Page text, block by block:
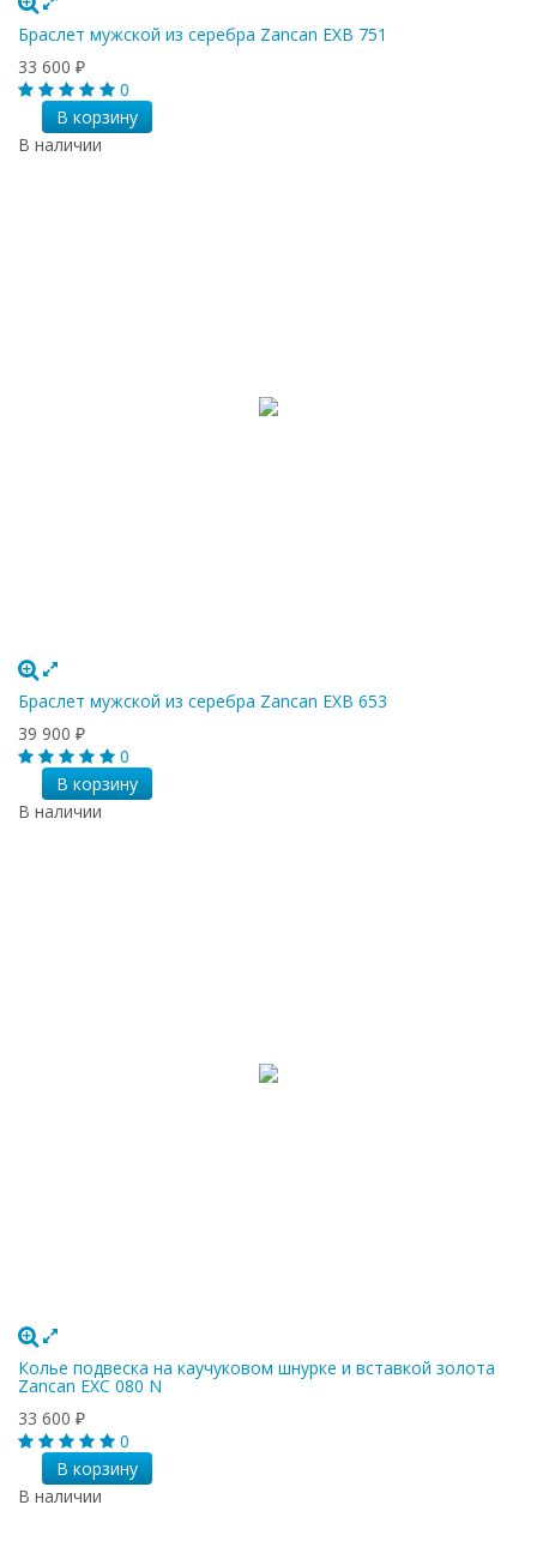
Браслет мужской из серебра Zancan EXB 751
33 600 ₽
0
В корзину
В наличии
Браслет мужской из серебра Zancan EXB 653
39 900 ₽
0
В корзину
В наличии
Колье подвеска на каучуковом шнурке и вставкой золота
Zancan EXC 080 N
33 600 ₽
0
В корзину
В наличии